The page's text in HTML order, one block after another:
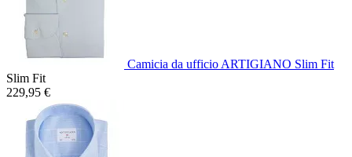
Camicia da ufficio ARTIGIANO Slim Fit
Slim Fit
229,95 €